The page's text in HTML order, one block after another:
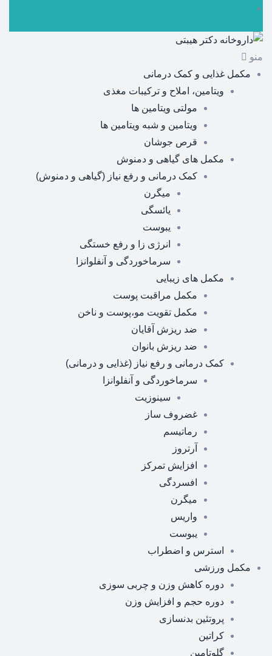
منو
مکمل غذایی و کمک درمانی
ویتامین، املاح و ترکیبات مغذی
مولتی ویتامین ها
ویتامین و شبه ویتامین ها
قرص جوشان
مکمل های گیاهی و دمنوش
کمک درمانی و رفع نیاز (گیاهی و دمنوش)
میگرن
یائسگی
یبوست
انرژی زا و رفع خستگی
سرماخوردگی و آنفلوانزا
مکمل های زیبایی
مکمل مراقبت پوست
مکمل تقویت مو،پوست و ناخن
ضد ریزش آقایان
ضد ریزش بانوان
کمک درمانی و رفع نیاز (غذایی و درمانی)
سرماخوردگی و آنفلوانزا
سینوزیت
غضروف ساز
رماتیسم
آرتروز
افزایش تمرکز
افسردگی
میگرن
واریس
یبوست
استرس و اضطراب
مکمل ورزشی
دوره کاهش وزن و چربی سوزی
دوره حجم و افزایش وزن
پروتئین بدنسازی
کراتین
گلوتامین